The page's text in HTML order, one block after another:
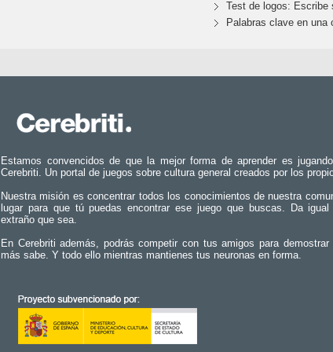
Test de logos: Escribe
Palabras clave en una
Estamos convencidos de que la mejor forma de aprender es
Cerebriti. Un portal de juegos sobre cultura general creados por los
Nuestra misión es concentrar todos los conocimientos de nuestra
lugar para que tú puedas encontrar ese juego que buscas. Da
extraño que sea.
En Cerebriti además, podrás competir con tus amigos para
más sabe. Y todo ello mientras mantienes tus neuronas en forma.